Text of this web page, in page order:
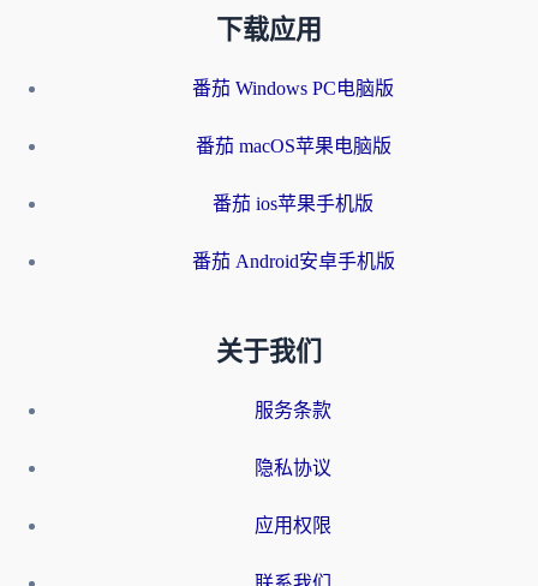
下载应用
番茄 Windows PC电脑版
番茄 macOS苹果电脑版
番茄 ios苹果手机版
番茄 Android安卓手机版
关于我们
服务条款
隐私协议
应用权限